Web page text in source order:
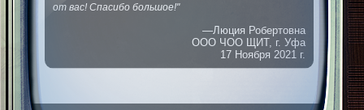
от вас! Спасибо большое!"
—Люция Робертовна
ООО ЧОО ЩИТ, г. Уфа
17 Ноября 2021 г.